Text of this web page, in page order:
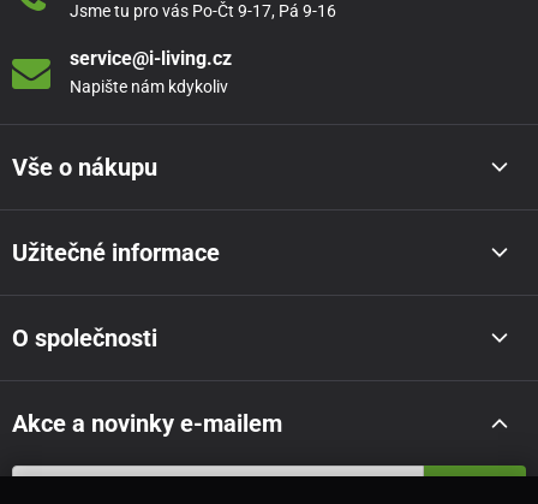
Jsme tu pro vás Po-Čt 9-17, Pá 9-16
service@i-living.cz
Napište nám kdykoliv
Vše o nákupu
Užitečné informace
O společnosti
Akce a novinky e-mailem